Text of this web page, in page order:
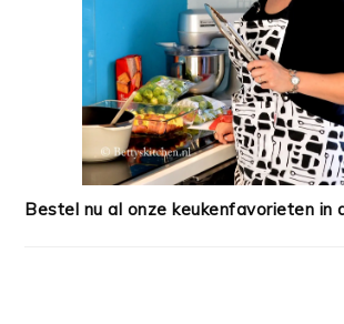
Bestel nu al onze keukenfavorieten in